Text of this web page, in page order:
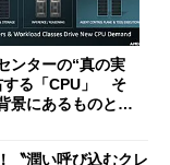
ンターの“真の実
する「CPU」 そ
景にあるものと
〝潤い呼び込むクレ